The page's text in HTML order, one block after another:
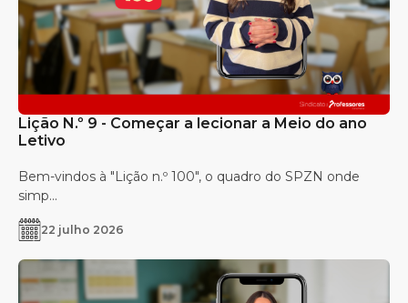
Lição N.º 9 - Começar a lecionar a Meio do ano
Letivo
Bem-vindos à "Lição n.º 100", o quadro do SPZN onde
simp...
22 julho 2026